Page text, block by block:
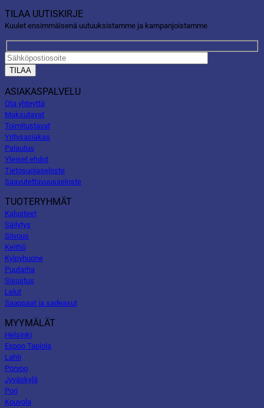
TILAA UUTISKIRJE
Kuulet ensimmäisenä uutuuksistamme ja kampanjoistamme
ASIAKASPALVELU
Ota yhteyttä
Maksutavat
Toimitustavat
Yritysasiakas
Palautus
Yleiset ehdot
Tietosuojaseloste
Saavutettavuusseloste
TUOTERYHMÄT
Kalusteet
Säilytys
Siivous
Keittiö
Kylpyhuone
Puutarha
Sisustus
Lelut
Saappaat ja sadeasut
MYYMÄLÄT
Helsinki
Espoo Tapiola
Lahti
Porvoo
Jyväskylä
Pori
Kouvola